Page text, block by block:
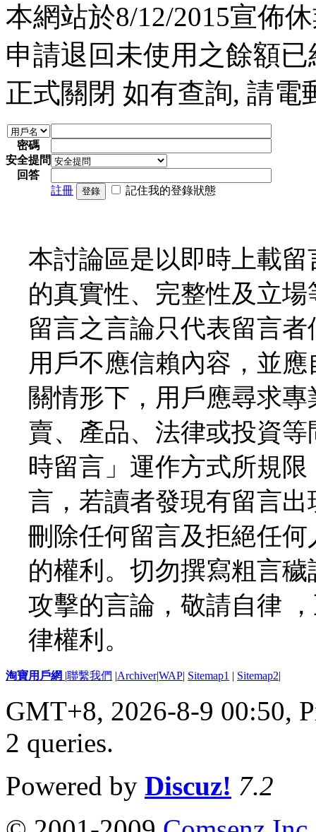
本網站於8/12/2015宣佈
申請退回未使用之餘額
正式關閉 如有查詢, 請電
密碼
安全提問
回答
註冊
登錄 記住我的登錄狀態
本討論區是以即時上載
的真實性、完整性及立
留言之言論只代表留言
用戶不應信賴內容，並
關情形下，用戶應尋求
賣、產品、法律或投資
時留言」運作方式所規
言，若讀者發現有留言
刪除任何留言及拒絕任
的權利。切勿撰寫粗言
攻擊的言論，敬請自律
律權利。
淘寶用戶網 |聯繫我們 |Archiver|WAP| Sitemap1 | Sitemap2|
GMT+8, 2026-8-9 00:50,
2 queries.
Powered by Discuz! 7.2